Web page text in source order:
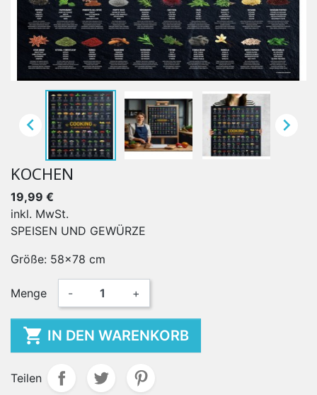
 
KOCHEN
19,99 €
inkl. MwSt.
SPEISEN UND GEWÜRZE
Größe: 58x78 cm
Menge - +
 IN DEN WARENKORB
Teilen